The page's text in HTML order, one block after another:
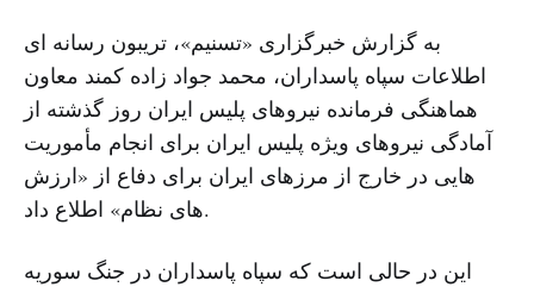
به گزارش خبرگزاری «تسنیم»، تریبون رسانه ای
اطلاعات سپاه پاسداران، محمد جواد زاده کمند معاون
هماهنگی فرمانده نیروهای پلیس ایران روز گذشته از
آمادگی نیروهای ویژه پلیس ایران برای انجام مأموریت
هایی در خارج از مرزهای ایران برای دفاع از «ارزش
های نظام» اطلاع داد.
این در حالی است که سپاه پاسداران در جنگ سوریه